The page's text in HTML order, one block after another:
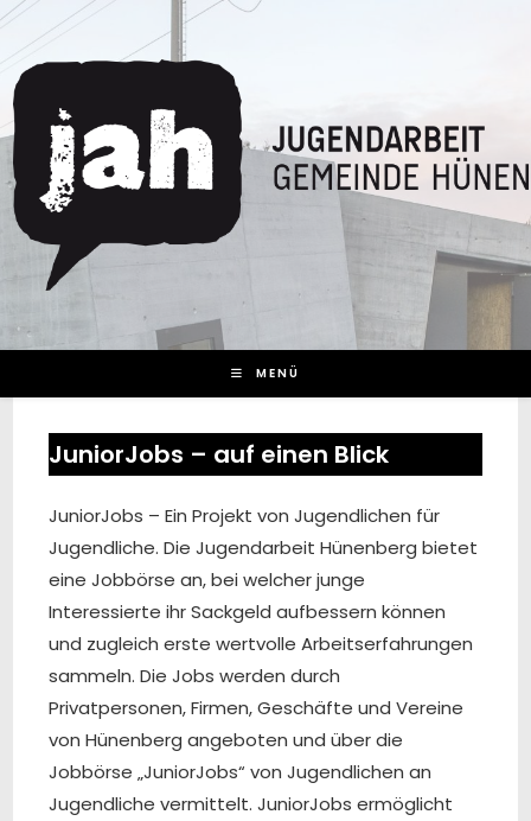
Zum
Inhalt
springen
MENÜ
JuniorJobs – auf einen Blick
JuniorJobs – Ein Projekt von Jugendlichen für
Jugendliche. Die Jugendarbeit Hünenberg bietet
eine Jobbörse an, bei welcher junge
Interessierte ihr Sackgeld aufbessern können
und zugleich erste wertvolle Arbeitserfahrungen
sammeln. Die Jobs werden durch
Privatpersonen, Firmen, Geschäfte und Vereine
von Hünenberg angeboten und über die
Jobbörse „JuniorJobs“ von Jugendlichen an
Jugendliche vermittelt. JuniorJobs ermöglicht